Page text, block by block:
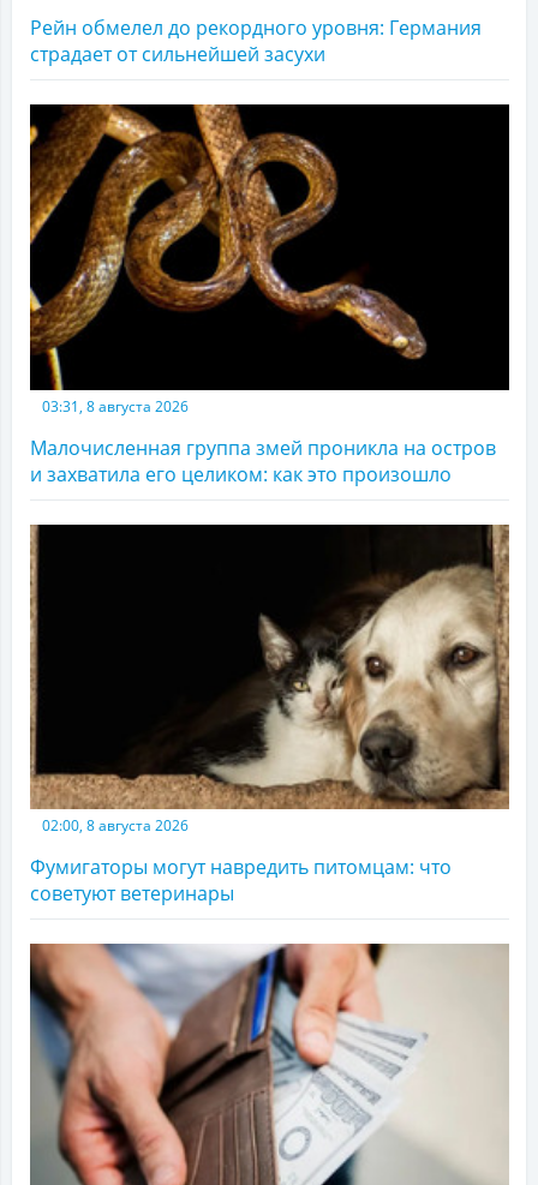
Рейн обмелел до рекордного уровня: Германия
страдает от сильнейшей засухи
03:31, 8 августа 2026
Малочисленная группа змей проникла на остров
и захватила его целиком: как это произошло
02:00, 8 августа 2026
Фумигаторы могут навредить питомцам: что
советуют ветеринары